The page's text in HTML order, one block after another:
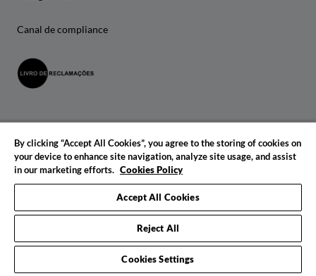
Pedido de informações
Canal de compliance
© 2026 IADE. Todos os direitos reservados.
By clicking “Accept All Cookies”, you agree to the storing of cookies on
your device to enhance site navigation, analyze site usage, and assist
in our marketing efforts. Cookies Policy
Accept All Cookies
Reject All
Cookies Settings